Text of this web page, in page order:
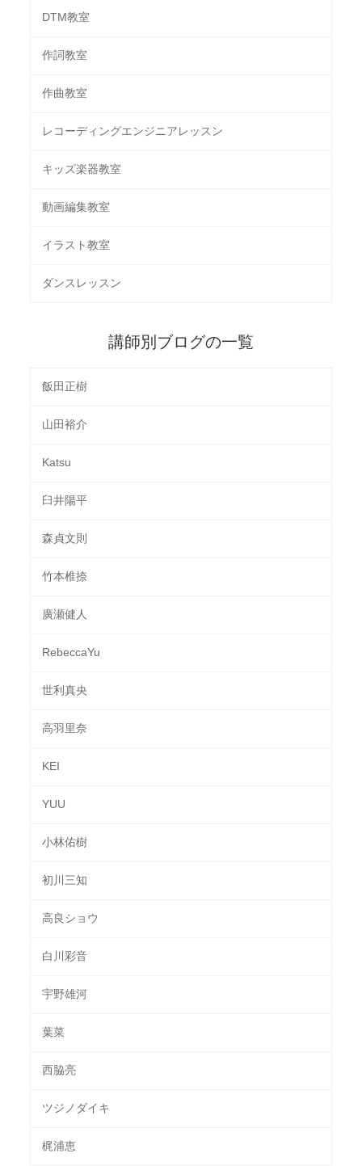
DTM教室
作詞教室
作曲教室
レコーディングエンジニアレッスン
キッズ楽器教室
動画編集教室
イラスト教室
ダンスレッスン
講師別ブログの一覧
飯田正樹
山田裕介
Katsu
臼井陽平
森貞文則
竹本椎捺
廣瀬健人
RebeccaYu
世利真央
高羽里奈
KEI
YUU
小林佑樹
初川三知
高良ショウ
白川彩音
宇野雄河
葉菜
西脇亮
ツジノダイキ
梶浦恵